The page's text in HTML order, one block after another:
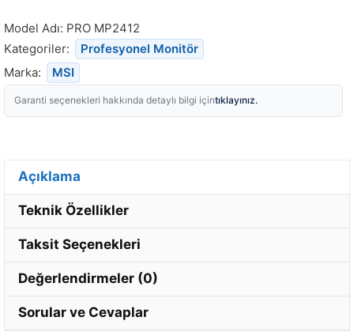
Model Adı: PRO MP2412
Kategoriler:
Profesyonel Monitör
Marka:
MSI
Garanti seçenekleri hakkında detaylı bilgi içintıklayınız.
Açıklama
Teknik Özellikler
Taksit Seçenekleri
Değerlendirmeler (0)
Sorular ve Cevaplar